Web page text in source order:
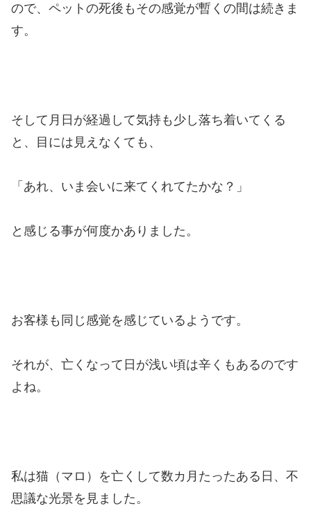
ので、ペットの死後もその感覚が暫くの間は続きま
す。
そして月日が経過して気持も少し落ち着いてくる
と、目には見えなくても、
「あれ、いま会いに来てくれてたかな？」
と感じる事が何度かありました。
お客様も同じ感覚を感じているようです。
それが、亡くなって日が浅い頃は辛くもあるのです
よね。
私は猫（マロ）を亡くして数カ月たったある日、不
思議な光景を見ました。